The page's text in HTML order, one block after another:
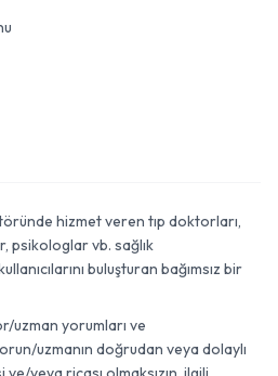
hizmet veren tıp doktorları,
psikologlar vb. sağlık
buluşturan bağımsız bir
uzman yorumları ve
uzmanın doğrudan veya dolaylı